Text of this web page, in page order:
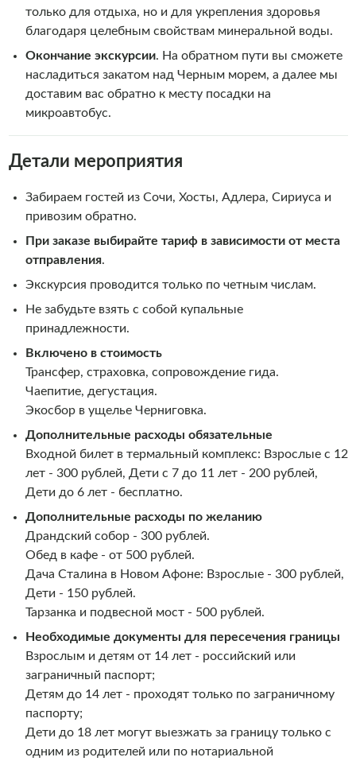
только для отдыха, но и для укрепления здоровья
благодаря целебным свойствам минеральной воды.
Окончание экскурсии. На обратном пути вы сможете
насладиться закатом над Черным морем, а далее мы
доставим вас обратно к месту посадки на
микроавтобус.
Детали мероприятия
Забираем гостей из Сочи, Хосты, Адлера, Сириуса и
привозим обратно.
При заказе выбирайте тариф в зависимости от места
отправления.
Экскурсия проводится только по четным числам.
Не забудьте взять с собой купальные
принадлежности.
Включено в стоимость
Трансфер, страховка, сопровождение гида.
Чаепитие, дегустация.
Экосбор в ущелье Черниговка.
Дополнительные расходы обязательные
Входной билет в термальный комплекс: Взрослые с 12
лет - 300 рублей, Дети с 7 до 11 лет - 200 рублей,
Дети до 6 лет - бесплатно.
Дополнительные расходы по желанию
Драндский собор - 300 рублей.
Обед в кафе - от 500 рублей.
Дача Сталина в Новом Афоне: Взрослые - 300 рублей,
Дети - 150 рублей.
Тарзанка и подвесной мост - 500 рублей.
Необходимые документы для пересечения границы
Взрослым и детям от 14 лет - российский или
заграничный паспорт;
Детям до 14 лет - проходят только по заграничному
паспорту;
Дети до 18 лет могут выезжать за границу только с
одним из родителей или по нотариальной